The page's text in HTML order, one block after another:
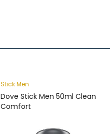
Stick Men
Dove Stick Men 50ml Clean
Comfort